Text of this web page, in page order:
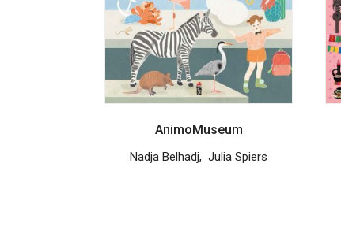
AnimoMuseum
Nadja Belhadj, Julia Spiers